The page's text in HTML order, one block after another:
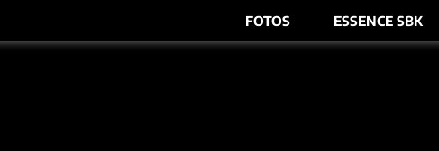
FOTOS ESSENCE SBK